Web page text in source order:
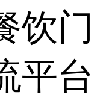
饮门
平台